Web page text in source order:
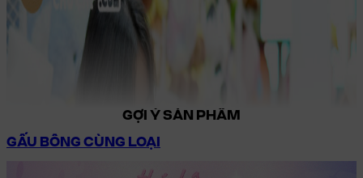
GỢI Ý SẢN PHẨM
GẤU BÔNG CÙNG LOẠI